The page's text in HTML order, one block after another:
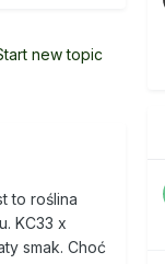
new topic
to roślina
KC33 x
smak. Choć